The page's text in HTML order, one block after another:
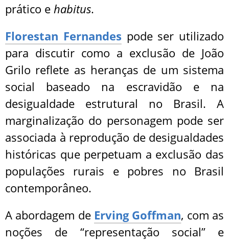
prático e habitus.
Florestan Fernandes pode ser utilizado
para discutir como a exclusão de João
Grilo reflete as heranças de um sistema
social baseado na escravidão e na
desigualdade estrutural no Brasil. A
marginalização do personagem pode ser
associada à reprodução de desigualdades
históricas que perpetuam a exclusão das
populações rurais e pobres no Brasil
contemporâneo.
A abordagem de Erving Goffman, com as
noções de “representação social” e